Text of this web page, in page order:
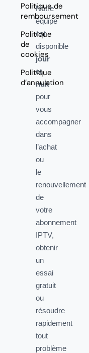
Politique de
remboursement
Politique
de
cookies
Politique
d’annulation
Notre
équipe
est
disponible
jour
et
nuit
pour
vous
accompagner
dans
l’achat
ou
le
renouvellement
de
votre
abonnement
IPTV,
obtenir
un
essai
gratuit
ou
résoudre
rapidement
tout
problème